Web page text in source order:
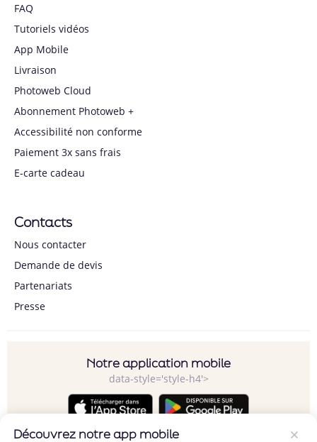
FAQ
Tutoriels vidéos
App Mobile
Livraison
Photoweb Cloud
Abonnement Photoweb +
Accessibilité non conforme
Paiement 3x sans frais
E-carte cadeau
Contacts
Nous contacter
Demande de devis
Partenariats
Presse
Notre application mobile
data-style='style-h4'>
Découvrez notre app mobile